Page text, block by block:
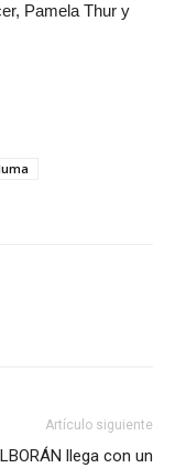
Pamela Thur y
Artículo siguiente
llega con un